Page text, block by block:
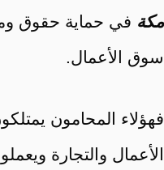
مكة في حماية حقوق
سوق الأعمال.
فهؤلاء المحامون
الأعمال والتجارة